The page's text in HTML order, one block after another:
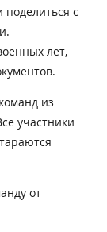
с
лет,
из
участники
от